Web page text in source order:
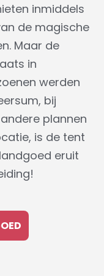
inmiddels
de magische
Maar de
in
werden
bij
plannen
is de tent
eruit